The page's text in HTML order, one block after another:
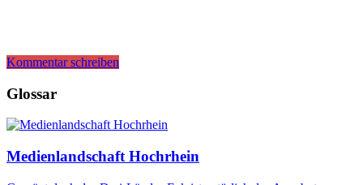
Kommentar schreiben
Glossar
Medienlandschaft Hochrhein